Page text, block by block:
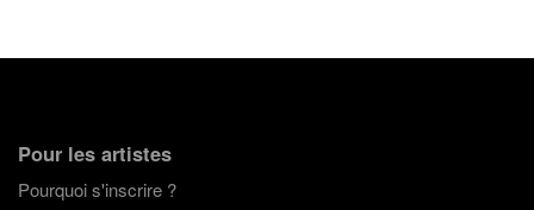
Pour les artistes
Pourquoi s'inscrire ?